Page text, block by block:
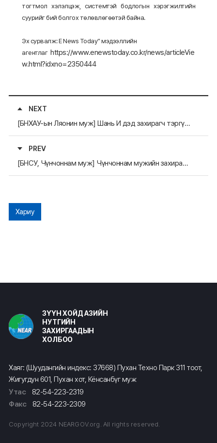
тогтмол хэлэлцэж, системтэй бодлогын хэрэгжилтийн
суурийг бий болгох төлөвлөгөөтэй байна.
Эх сурвалж: E News Today” мэдээллийн
агентлаг https://www.enewstoday.co.kr/news/articleVie
w.html?idxno=2350444
NEXT
[БНХАУ-ын Ляонин муж] Шань И дэд захирагч тэргүүтэй төлөөлөгчид БНСУ-д айлчиллаа.
PREV
[БНСУ, Чүнчоннам муж] Чүнчоннам мужийн захирагч Ким Тэ Хым БНХАУ-ын Ардын Гадаадтай харилцах Найрамдлын Нийгэмлэгийн дарга Ян Ваньминтай уулзалт хийлээ.
Хариу
ЗҮҮН ХОЙД АЗИЙН
НУТГИЙН
ЗАХИРГААДЫН
ХОЛБОО
Хаяг: (Шуудангийн индекс: 37668) Пухан Техно Парк 311 тоот,
Жигугдун 601, Пухан хот, Кёнсанбүг муж
Утас
82-54-223-2319
Факс
82-54-223-2309
Copyright 2024 NEARGOV.org. All rights reserved.